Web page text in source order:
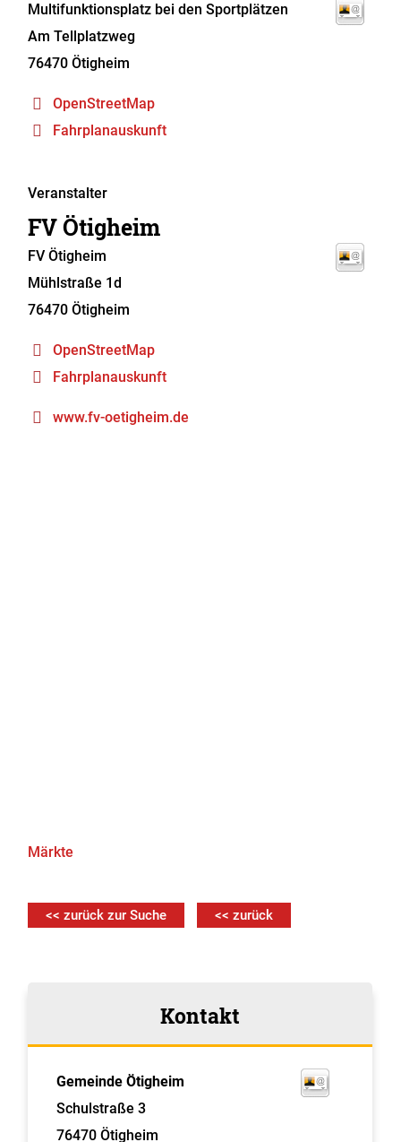
Multifunktionsplatz bei den Sportplätzen
Am Tellplatzweg
76470 Ötigheim
OpenStreetMap
Fahrplanauskunft
Veranstalter
FV Ötigheim
FV Ötigheim
Mühlstraße 1d
76470 Ötigheim
OpenStreetMap
Fahrplanauskunft
www.fv-oetigheim.de
Märkte
<< zurück zur Suche << zurück
Kontakt
Gemeinde Ötigheim
Schulstraße 3
76470 Ötigheim